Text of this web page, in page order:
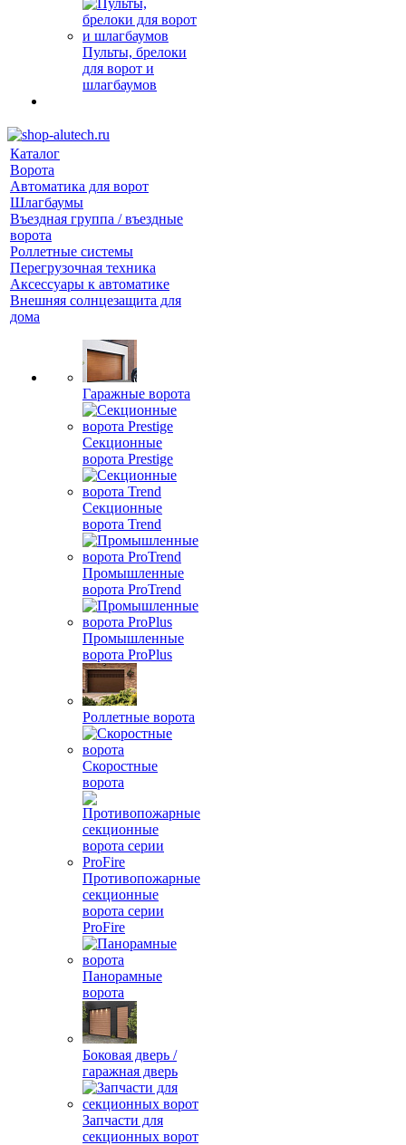
Пульты, брелоки
для ворот и
шлагбаумов
Каталог
Ворота
Автоматика для ворот
Шлагбаумы
Въездная группа / въездные
ворота
Роллетные системы
Перегрузочная техника
Аксессуары к автоматике
Внешняя солнцезащита для
дома
Гаражные ворота
Секционные
ворота Prestige
Секционные
ворота Trend
Промышленные
ворота ProTrend
Промышленные
ворота ProPlus
Роллетные ворота
Скоростные
ворота
Противопожарные
секционные
ворота серии
ProFire
Панорамные
ворота
Боковая дверь /
гаражная дверь
Запчасти для
секционных ворот